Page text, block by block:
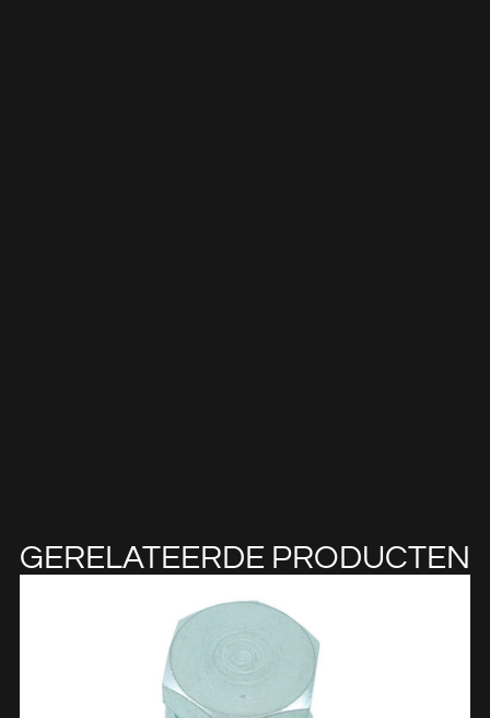
GERELATEERDE PRODUCTEN